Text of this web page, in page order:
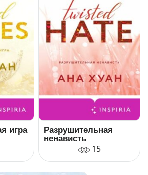
игра
Разрушительная
ненависть
15